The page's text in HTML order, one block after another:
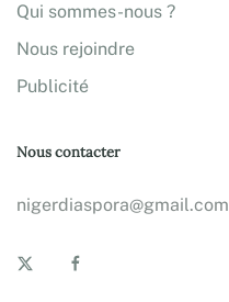
Qui sommes-nous ?
Nous rejoindre
Publicité
Nous contacter
nigerdiaspora@gmail.com